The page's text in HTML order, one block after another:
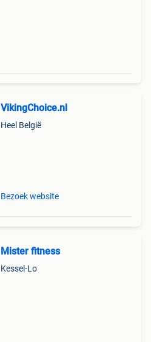
VikingChoice.nl
Heel België
Bezoek website
Mister fitness
Kessel-Lo